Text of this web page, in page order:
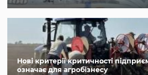
Нові критерії критичності
означає для агробізнесу